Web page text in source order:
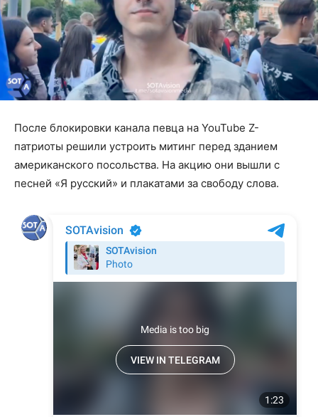
После блокировки канала певца на YouTube Z-
патриоты решили устроить митинг перед зданием
американского посольства. На акцию они вышли с
песней «Я русский» и плакатами за свободу слова.